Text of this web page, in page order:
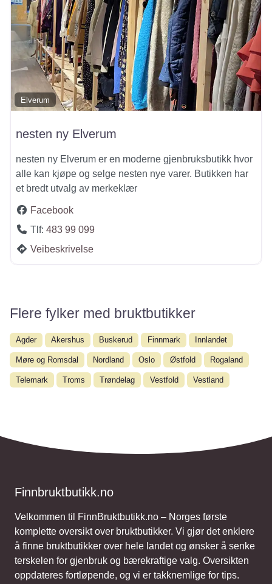
Elverum
nesten ny Elverum
nesten ny Elverum er en moderne gjenbruksbutikk hvor
alle kan kjøpe og selge nesten nye varer. Butikken har
et bredt utvalg av merkeklær
Facebook
Tlf: 483 99 099
Veibeskrivelse
Flere fylker med bruktbutikker
Agder Akershus Buskerud Finnmark Innlandet
Møre og Romsdal Nordland Oslo Østfold Rogaland
Telemark Troms Trøndelag Vestfold Vestland
Finnbruktbutikk.no
Velkommen til FinnBruktbutikk.no – Norges første
komplette oversikt over bruktbutikker. Vi gjør det enklere
å finne bruktbutikker over hele landet og ønsker å senke
terskelen for gjenbruk og bærekraftige valg. Oversikten
oppdateres fortløpende, og vi er takknemlige for tips.